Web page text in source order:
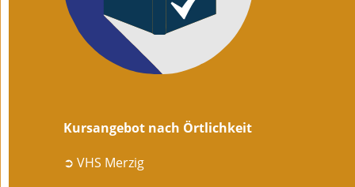
Kursangebot nach Örtlichkeit
➲ VHS Merzig